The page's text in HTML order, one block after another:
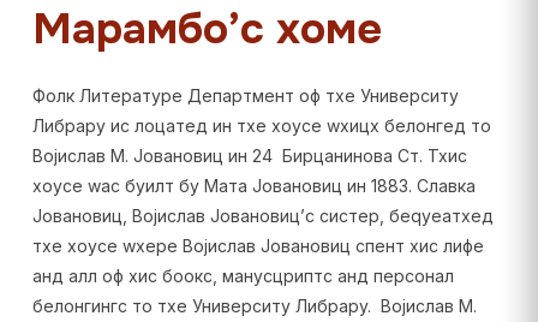
Марамбо’с хоме
Фолк Литературе Департмент оф тхе Университy
Либрарy ис лоцатед ин тхе хоусе wхицх белонгед то
Војислав М. Јовановиц ин 24 Бирцанинова Ст. Тхис
хоусе wас буилт бy Мата Јовановиц ин 1883. Славка
Јовановиц, Војислав Јовановиц’с систер, беqуеатхед
тхе хоусе wхере Војислав Јовановиц спент хис лифе
анд алл оф хис боокс, манусцриптс анд персонал
белонгингс то тхе Университy Либрарy. Војислав М.